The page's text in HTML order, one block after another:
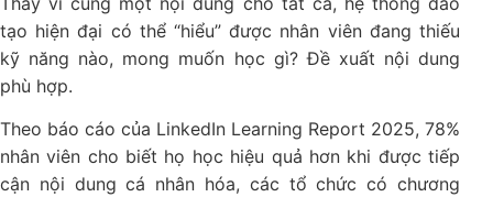
tạo hiện đại có thể “hiểu” được nhân viên đang thiếu
kỹ năng nào, mong muốn học gì? Đề xuất nội dung
phù hợp.
Theo báo cáo của LinkedIn Learning Report 2025, 78%
nhân viên cho biết họ học hiệu quả hơn khi được tiếp
cận nội dung cá nhân hóa, các tổ chức có chương